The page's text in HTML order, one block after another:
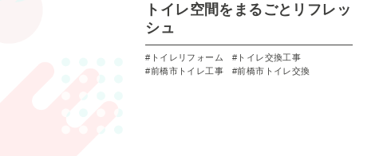
トイレ空間をまるごとリフレッ
シュ
トイレリフォーム
トイレ交換工事
前橋市トイレ工事
前橋市トイレ交換